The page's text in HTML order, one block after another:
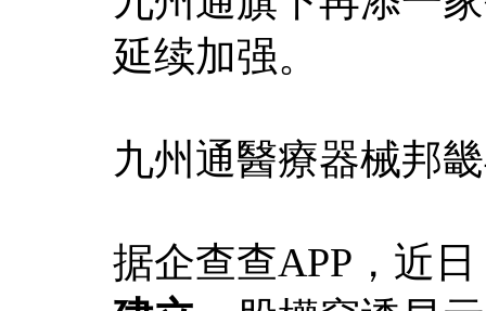
延续加强。
九州通醫療器械邦
据企查查APP，近